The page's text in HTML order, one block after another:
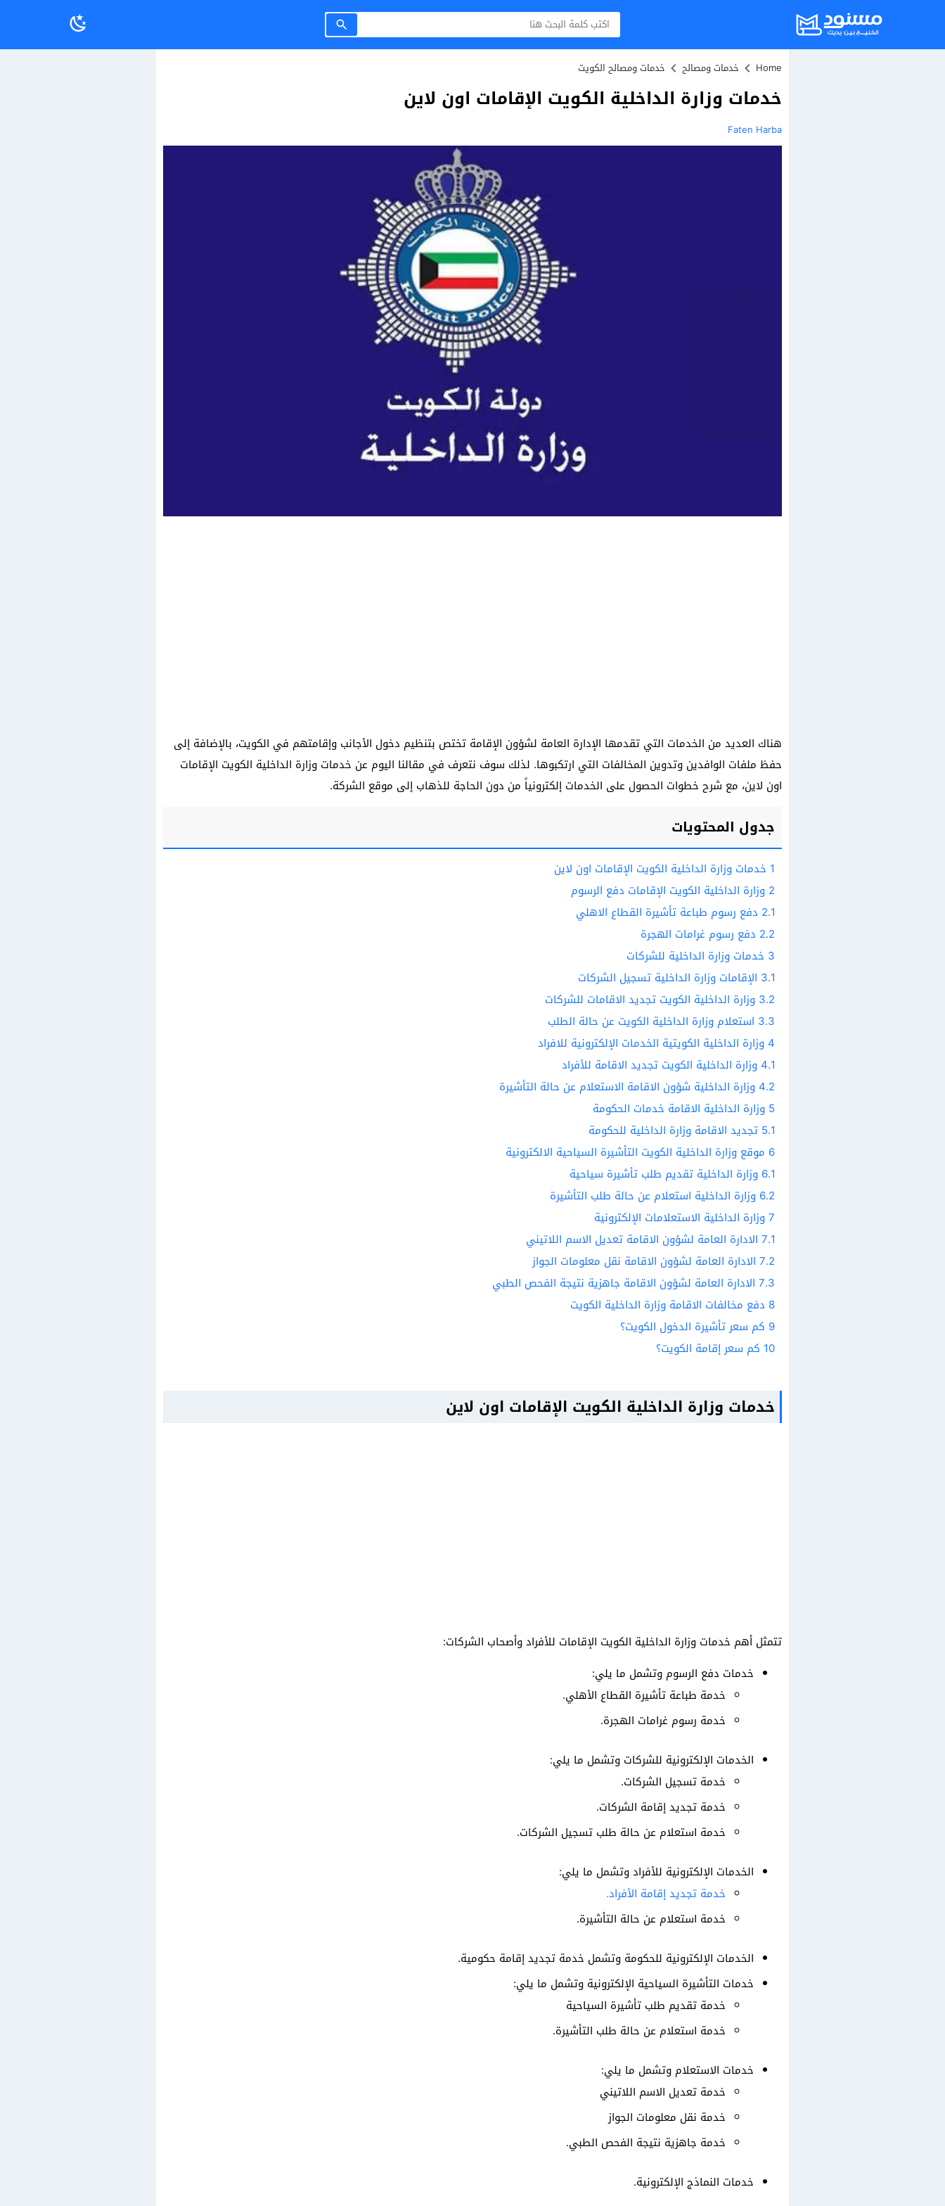
Home خدمات ومصالح خدمات ومصالح الكويت
خدمات وزارة الداخلية الكويت الإقامات اون لاين
Faten Harba
هناك العديد من الخدمات التي تقدمها الإدارة العامة لشؤون الإقامة تختص بتنظيم دخول الأجانب وإقامتهم في الكويت، بالإضافة إلى
حفظ ملفات الوافدين وتدوين المخالفات التي ارتكبوها. لذلك سوف نتعرف في مقالنا اليوم عن خدمات وزارة الداخلية الكويت الإقامات
اون لاين، مع شرح خطوات الحصول على الخدمات إلكترونياً من دون الحاجة للذهاب إلى موقع الشركة.
جدول المحتويات
1 خدمات وزارة الداخلية الكويت الإقامات اون لاين
2 وزارة الداخلية الكويت الإقامات دفع الرسوم
2.1 دفع رسوم طباعة تأشيرة القطاع الاهلي
2.2 دفع رسوم غرامات الهجرة
3 خدمات وزارة الداخلية للشركات
3.1 الإقامات وزارة الداخلية تسجيل الشركات
3.2 وزارة الداخلية الكويت تجديد الاقامات للشركات
3.3 استعلام وزارة الداخلية الكويت عن حالة الطلب
4وزارة الداخلية الكويتية الخدمات الإلكترونية للافراد
4.1وزارة الداخلية الكويت تجديد الاقامة للأفراد
4.2وزارة الداخلية شؤون الاقامة الاستعلام عن حالة التأشيرة
5 وزارة الداخلية الاقامة خدمات الحكومة
5.1 تجديد الاقامة وزارة الداخلية للحكومة
6 موقع وزارة الداخلية الكويت التأشيرة السياحية الالكترونية
6.1 وزارة الداخلية تقديم طلب تأشيرة سياحية
6.2 وزارة الداخلية استعلام عن حالة طلب التأشيرة
7وزارة الداخلية الاستعلامات الإلكترونية
7.1 الادارة العامة لشؤون الاقامة تعديل الاسم اللاتيني
7.2 الادارة العامة لشؤون الاقامة نقل معلومات الجواز
7.3 الادارة العامة لشؤون الاقامة جاهزية نتيجة الفحص الطبي
8 دفع مخالفات الاقامة وزارة الداخلية الكويت
9 كم سعر تأشيرة الدخول الكويت؟
10 كم سعر إقامة الكويت؟
خدمات وزارة الداخلية الكويت الإقامات اون لاين
تتمثل أهم خدمات وزارة الداخلية الكويت الإقامات للأفراد وأصحاب الشركات:
خدمات دفع الرسوم وتشمل ما يلي:
خدمة طباعة تأشيرة القطاع الأهلي.
خدمة رسوم غرامات الهجرة.
الخدمات الإلكترونية للشركات وتشمل ما يلي:
خدمة تسجيل الشركات.
خدمة تجديد إقامة الشركات.
خدمة استعلام عن حالة طلب تسجيل الشركات.
الخدمات الإلكترونية للأفراد وتشمل ما يلي:
خدمة تجديد إقامة الأفراد.
خدمة استعلام عن حالة التأشيرة.
الخدمات الإلكترونية للحكومة وتشمل خدمة تجديد إقامة حكومية.
خدمات التأشيرة السياحية الإلكترونية وتشمل ما يلي:
خدمة تقديم طلب تأشيرة السياحية
خدمة استعلام عن حالة طلب التأشيرة.
خدمات الاستعلام وتشمل ما يلي:
خدمة تعديل الاسم اللاتيني
خدمة نقل معلومات الجواز
خدمة جاهزية نتيجة الفحص الطبي.
خدمات النماذج الإلكترونية.